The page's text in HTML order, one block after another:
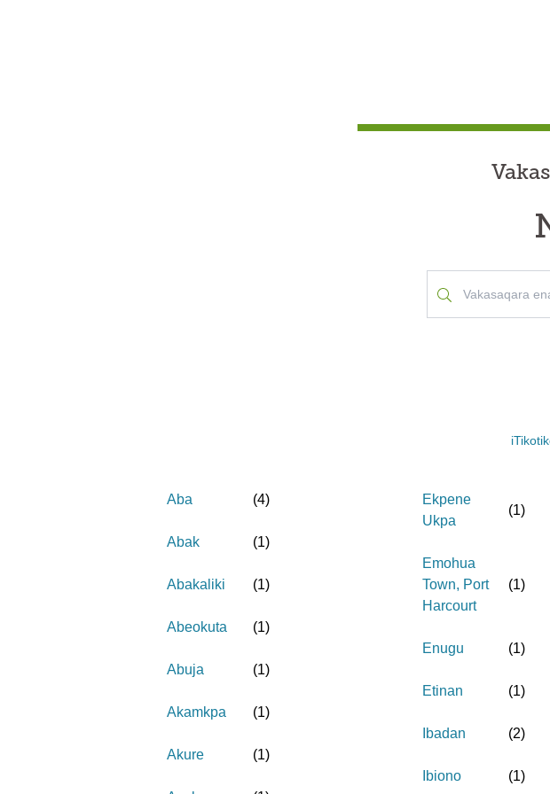
Aba (4)
Abak (1)
Abakaliki (1)
Abeokuta (1)
Abuja (1)
Akamkpa (1)
Akure (1)
Ekpene
Ukpa
(1)
Emohua
Town, Port
Harcourt
(1)
Enugu (1)
Etinan (1)
Ibadan (2)
Ibiono (1)